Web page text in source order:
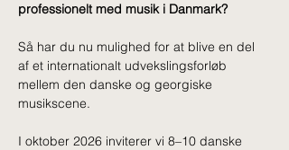
professionelt med musik i Danmark?
Så har du nu mulighed for at blive en del
af et internationalt udvekslingsforløb
mellem den danske og georgiske
musikscene.
I oktober 2026 inviterer vi 8–10 danske